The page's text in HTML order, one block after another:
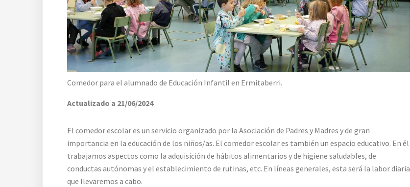
Comedor para el alumnado de Educación Infantil en Ermitaberri.
Actualizado a 21/06/2024
El comedor escolar es un servicio organizado por la Asociación de Padres y Madres y de gran
importancia en la educación de los niños/as. El comedor escolar es también un espacio educativo. En él
trabajamos aspectos como la adquisición de hábitos alimentarios y de higiene saludables, de
conductas autónomas y el establecimiento de rutinas, etc. En líneas generales, esta será la labor diaria
que llevaremos a cabo.